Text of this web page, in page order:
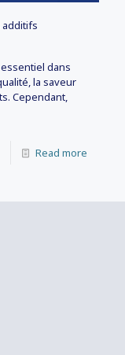
additifs
dans
la saveur
Cependant,
Read more